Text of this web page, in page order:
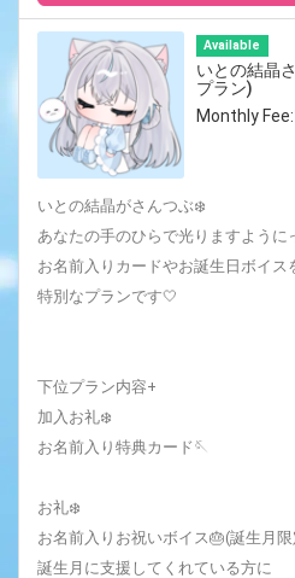
Available
いとの結晶
プラン)
Monthly
いとの結晶がさんつぶ❄️‎
あなたの手のひらで光りますように
お名前入りカードやお誕生日ボイス
特別なプランです🤍
下位プラン内容+
加入お礼❄️
お名前入り特典カード🪡
お礼❄️‎
お名前入りお祝いボイス🎂(誕生月限
誕生月に支援してくれている方に